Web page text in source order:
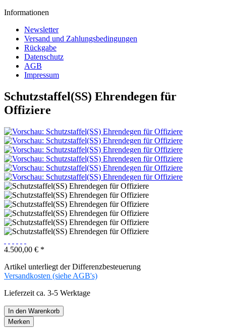
Informationen
Newsletter
Versand und Zahlungsbedingungen
Rückgabe
Datenschutz
AGB
Impressum
Schutzstaffel(SS) Ehrendegen für
Offiziere
4.500,00 € *
Artikel unterliegt der Differenzbesteuerung
Versandkosten (siehe AGB's)
Lieferzeit ca. 3-5 Werktage
In den Warenkorb
Merken